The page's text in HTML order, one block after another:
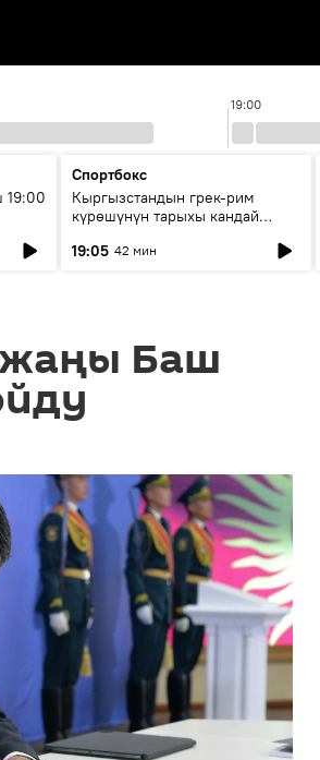
19:00
Спортбокс
Кыргызстандын грек-рим
күрөшүнүн тарыхы кандай
19:05 42 мин
Баш